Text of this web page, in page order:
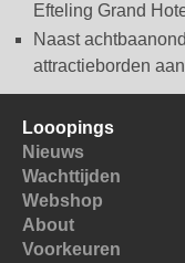
Efteling Grand
Naast
attractieborden aan
Looopings
Nieuws
Wachttijden
Webshop
About
Voorkeuren